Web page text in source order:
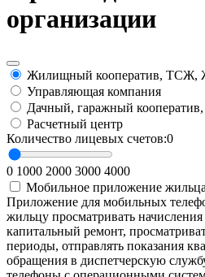
организации
Жилищный кооператив,
Управляющая компания
Дачный, гаражный кооператив,
Расчетный центр
Количество лицевых счетов:0
0 1000 2000 3000 4000
Мобильное приложение жильца
Приложение для мобильных
жильцу просматривать
капитальный ремонт,
периоды, отправлять показания
обращения в диспетчерскую